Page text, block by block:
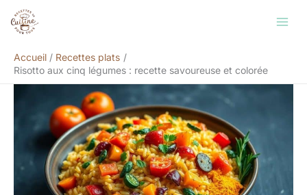
Accueil
Recettes plats
Risotto aux cinq légumes : recette savoureuse et colorée
Rechercher